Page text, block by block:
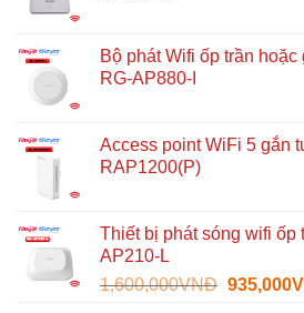
Bộ phát Wifi ốp trần
RG-AP880-I
Access point WiFi 5 gắn
RAP1200(P)
Thiết bị phát sóng wifi ốp
AP210-L
1,600,000VNĐ Giá
935,000